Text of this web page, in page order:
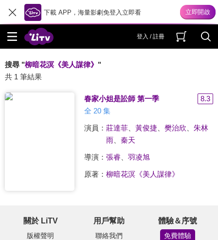
下載 APP，海量影劇免登入立即看
登入 / 註冊
搜尋 "柳暗花溟《美人謀律》 "
共 1 筆結果
春家小姐是訟師 第一季
8.3
全 20 集
演員： 莊達菲、 黃俊捷、 樊治欣
朱林
雨、 秦天
導演： 張睿 羽凌旭
原著： 柳暗花溟《美人謀律》
關於 LiTV
版權聲明
用戶幫助
聯絡我們
體驗＆序號
免費體驗